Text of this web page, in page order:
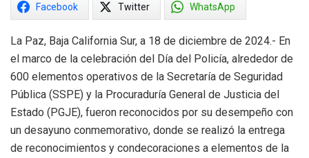
Facebook Twitter WhatsApp
La Paz, Baja California Sur, a 18 de diciembre de 2024.- En
el marco de la celebración del Día del Policía, alrededor de
600 elementos operativos de la Secretaría de Seguridad
Pública (SSPE) y la Procuraduría General de Justicia del
Estado (PGJE), fueron reconocidos por su desempeño con
un desayuno conmemorativo, donde se realizó la entrega
de reconocimientos y condecoraciones a elementos de la